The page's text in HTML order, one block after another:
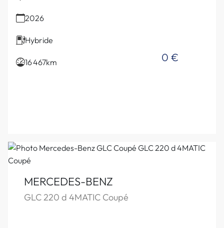
2026
Hybride
16 467km 0 €
MERCEDES-BENZ
GLC 220 d 4MATIC Coupé